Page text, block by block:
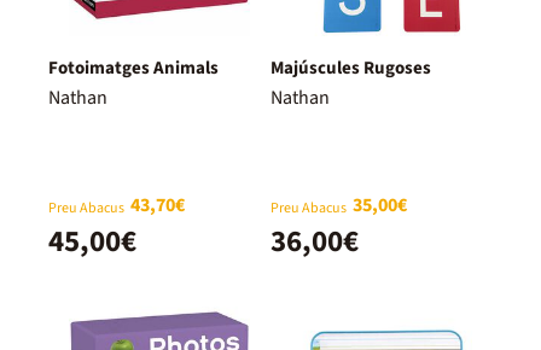
Fotoimatges Animals
Nathan
Preu Abacus 43,70€
45,00€
Majúscules Rugoses
Nathan
Preu Abacus 35,00€
36,00€